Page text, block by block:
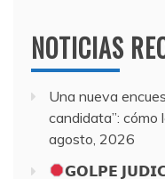
NOTICIAS
Una nueva
candidata”: cómo
agosto, 2026
𝗚𝗢𝗟𝗣𝗘